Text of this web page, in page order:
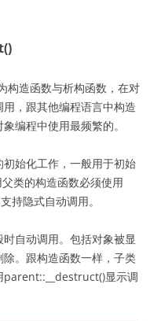
构造函数与析构函数，在对
，跟其他编程语言中构造
编程中使用最频繁的。
始化工作，一般用于初始
类的构造函数必须使用
持隐式自动调用。
自动调用。包括对象被显
。跟构造函数一样，子类
parent::__destruct()显示调